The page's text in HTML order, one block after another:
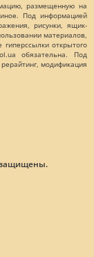
размещенную на
Под информацией
рисунки, ящик-
материалов,
открытого
обязательна. Под
модификация
защищены.